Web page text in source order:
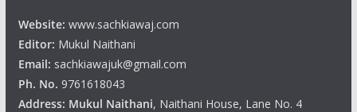
Website: www.sachkiawaj.com
Editor: Mukul Naithani
Email: sachkiawajuk@gmail.com
Ph. No. 9761618043
Address: Mukul Naithani, Naithani House, Lane No. 4